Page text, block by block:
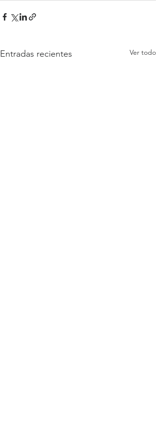
Entradas recientes Ver todo